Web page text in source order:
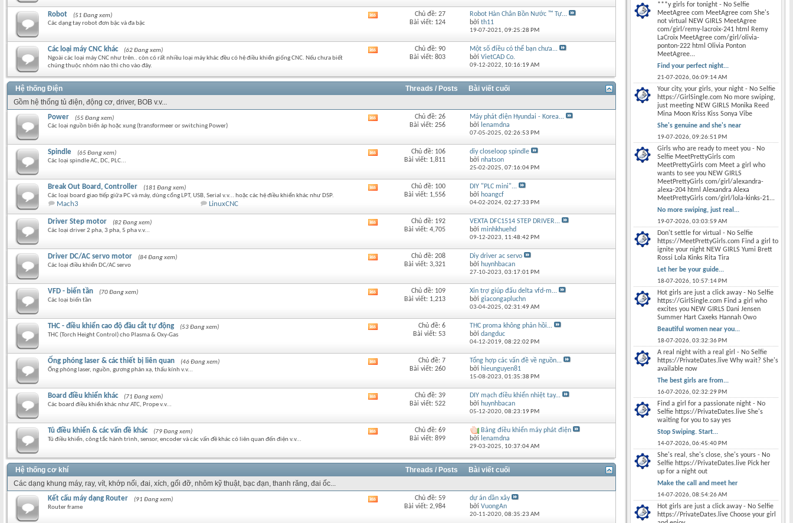
diễn
Robot
(51 Đang xem)
Các dạng tay robot đơn bậc và đa bậc
diễn
Chủ đề: 27
Bài viết: 124
Robot Hàn Chân Bồn Nước ™ Tự...
bởi th11
19-07-2021, 09:25:28 PM
Các loại máy CNC khác
(62 Đang xem)
Ngoài các loại máy CNC như trên.. còn có rất nhiều loại máy khác đều có hệ điều khiển giống CNC. Nếu chưa biết
chúng thuộc nhóm nào thì cho vào đây.
diễn
này
Chủ đề: 90
Bài viết: 803
Một số điều có thể bạn chưa...
bởi VietCAD Co.
09-12-2022, 10:16:19 AM
Hệ thống Điện Threads / Posts
Bài viết cuối
Gồm hệ thống tủ điện, động cơ, driver, BOB v.v...
Power
(55 Đang xem)
Các loại nguồn biến áp hoặc xung (transformeer or switching Power)
diễn
Chủ đề: 26
Bài viết: 256
Máy phát điện Hyundai - Korea...
bởi lenamdna
07-05-2025, 02:26:53 PM
Spindle
(65 Đang xem)
Các loại spindle AC, DC, PLC...
diễn
Chủ đề: 106
Bài viết: 1,811
diy closeloop spindle
bởi nhatson
25-02-2025, 07:16:04 PM
Break Out Board, Controller
(181 Đang xem)
Các loại board giao tiếp giữa PC và máy, dùng cổng LPT, USB, Serial v.v... hoặc các hệ điều khiển khác như DSP.
Mach3 LinuxCNC
diễn
Chủ đề: 100
Bài viết: 1,556
DIY "PLC mini"...
bởi hoangcf
04-02-2024, 02:27:33 PM
Driver Step motor
(82 Đang xem)
Các loại driver 2 pha, 3 pha, 5 pha v.v...
diễn
Chủ đề: 192
Bài viết: 4,705
VEXTA DFC1514 STEP DRIVER...
bởi minhkhuehd
09-12-2023, 11:48:42 PM
Driver DC/AC servo motor
(84 Đang xem)
Các loại điều khiển DC/AC servo
diễn
Chủ đề: 208
Bài viết: 3,321
Diy driver ac servo
bởi huynhbacan
27-10-2023, 03:17:01 PM
VFD - biến tần
(70 Đang xem)
Các loại biến tần
diễn
Chủ đề: 109
Bài viết: 1,213
Xin trợ giúp đấu delta vfd-m...
bởi giacongapluchn
03-04-2025, 02:31:49 AM
THC - điều khiển cao độ đầu cắt tự động
(53 Đang xem)
THC (Torch Height Control) cho Plasma & Oxy-Gas
diễn
Chủ đề: 6
Bài viết: 53
THC proma không phản hồi...
bởi dangduc
04-12-2019, 08:22:02 PM
Ống phóng laser & các thiết bị liên quan
(46 Đang xem)
Ống phóng laser, nguồn, gương phản xạ, thấu kính v.v...
diễn
Chủ đề: 7
Bài viết: 260
Tổng hợp các vấn đề về nguồn...
bởi hieunguyen81
15-08-2023, 01:35:38 PM
Board điều khiển khác
(71 Đang xem)
Các board điều khiển khác như ATC, Prope v.v...
diễn
Chủ đề: 39
Bài viết: 522
DIY mạch điều khiển nhiệt tay...
bởi huynhbacan
05-12-2020, 08:23:19 PM
Tủ điều khiển & các vấn đề khác
(79 Đang xem)
Tủ điều khiển, công tắc hành trình, sensor, encoder và các vấn đề khác có liên quan đến điện v.v...
diễn
này
Chủ đề: 69
Bài viết: 899
Bảng điều khiển máy phát điện
bởi lenamdna
29-03-2025, 10:37:04 AM
Hệ thống cơ khí Threads / Posts
Bài viết cuối
Các dạng khung máy, ray, vít, khớp nối, đai, xích, gối đỡ, nhôm kỹ thuật, bạc đạn, thanh răng, đai ốc...
Kết cấu máy dạng Router
(91 Đang xem)
Router frame
Chủ đề: 59
Bài viết: 2,984
dự án dần xây
bởi VuongAn
20-11-2020, 08:35:23 AM
***y girls for tonight - No Selfie
MeetAgree com MeetAgree com She's
not virtual NEW GIRLS MeetAgree
com/girl/remy-lacroix-241 html Remy
LaCroix MeetAgree com/girl/olivia-
ponton-222 html Olivia Ponton
MeetAgree...
Find your perfect night...
21-07-2026, 06:09:14 AM
Your city, your girls, your night - No Selfie
https://GirlSingle.com No more swiping,
just meeting NEW GIRLS Monika Reed
Mina Moon Kriss Kiss Sonya Vibe
She's genuine and she's near
19-07-2026, 09:26:51 PM
Girls who are ready to meet you - No
Selfie MeetPrettyGirls com
MeetPrettyGirls com Meet a girl who
wants to see you NEW GIRLS
MeetPrettyGirls com/girl/alexandra-
alexa-204 html Alexandra Alexa
MeetPrettyGirls com/girl/lola-kinks-21...
No more swiping, just real...
19-07-2026, 03:03:59 AM
Don't settle for virtual - No Selfie
https://MeetPrettyGirls.com Find a girl to
ignite your night NEW GIRLS Yumi Brett
Rossi Lola Kinks Rita Tira
Let her be your guide...
18-07-2026, 10:57:14 PM
Hot girls are just a click away - No Selfie
https://GirlSingle.com Find a girl who
excites you NEW GIRLS Dani Jensen
Summer Hart Caxeks Hannah Owo
Beautiful women near you...
18-07-2026, 03:32:36 PM
A real night with a real girl - No Selfie
https://PrivateDates.live Why wait? She's
available now
The best girls are from...
16-07-2026, 02:32:29 PM
Find a girl for a passionate night - No
Selfie https://PrivateDates.live She's
waiting for you to say yes
Stop Swiping. Start...
14-07-2026, 06:45:40 PM
She's real, she's close, she's yours - No
Selfie https://PrivateDates.live Pick her
up for a night out
Make the call and meet her
14-07-2026, 08:54:26 AM
Hot girls are just a click away - No Selfie
https://PrivateDates.live Choose your girl